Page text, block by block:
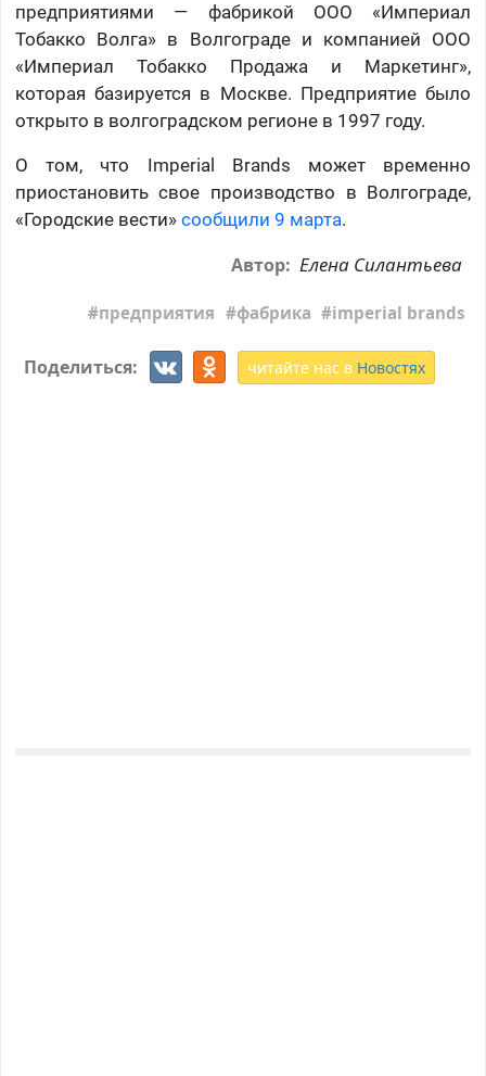
предприятиями — фабрикой ООО «Империал
Тобакко Волга» в Волгограде и компанией ООО
«Империал Тобакко Продажа и Маркетинг»,
которая базируется в Москве. Предприятие было
открыто в волгоградском регионе в 1997 году.
О том, что Imperial Brands может временно
приостановить свое производство в Волгограде,
«Городские вести» сообщили 9 марта.
Автор: Елена Силантьева
предприятия фабрика imperial brands
Поделиться: читайте нас в Новостях